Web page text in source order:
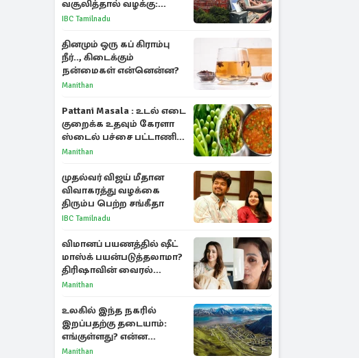
வசூலித்தால் வழக்கு:
சென்னை உயர்நீதிமன்றம்
IBC Tamilnadu
தினமும் ஒரு கப் கிராம்பு
நீர்.., கிடைக்கும்
நன்மைகள் என்னென்ன?
Manithan
Pattani Masala : உடல் எடை
குறைக்க உதவும் கேரளா
ஸ்டைல் பச்சை பட்டாணி
கிரேவி
Manithan
முதல்வர் விஜய் மீதான
விவாகரத்து வழக்கை
திரும்ப பெற்ற சங்கீதா
IBC Tamilnadu
விமானப் பயணத்தில் ஷீட்
மாஸ்க் பயன்படுத்தலாமா?
திரிஷாவின் வைரல்
செல்ஃபிக்கு மருத்துவர்
Manithan
உலகில் இந்த நகரில்
இறப்பதற்கு தடையாம்:
எங்குள்ளது? என்ன
காரணம் தெரியுமா?
Manithan